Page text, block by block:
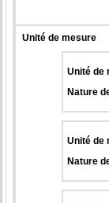
Unité de mesure
Unité de
Nature
Unité de
Nature